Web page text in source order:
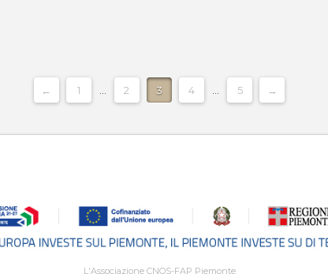
← 1 2 3 4 5 →
L'Associazione CNOS-FAP Piemonte